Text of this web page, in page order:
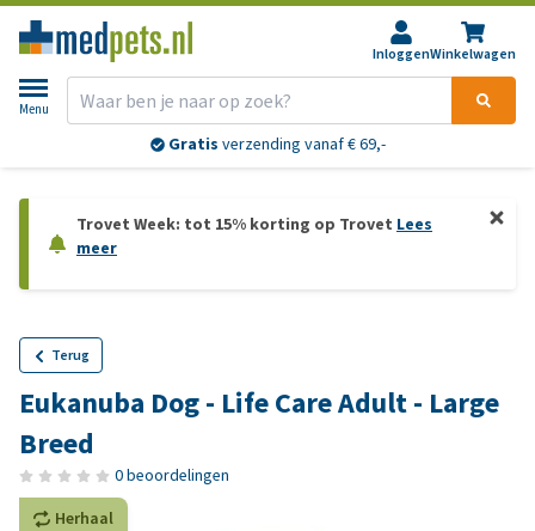
InloggenWinkelwagen
Menu
Gratis verzending vanaf € 69,-
Trovet Week: tot 15% korting op Trovet Lees
meer
Terug
Eukanuba Dog - Life Care Adult - Large
Breed
0 beoordelingen
Herhaal